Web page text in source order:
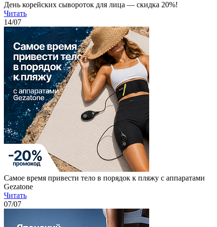
День корейских сывороток для лица — скидка 20%!
Читать
14/07
Самое время привести тело в порядок к пляжу с аппаратами
Gezatone
Читать
07/07